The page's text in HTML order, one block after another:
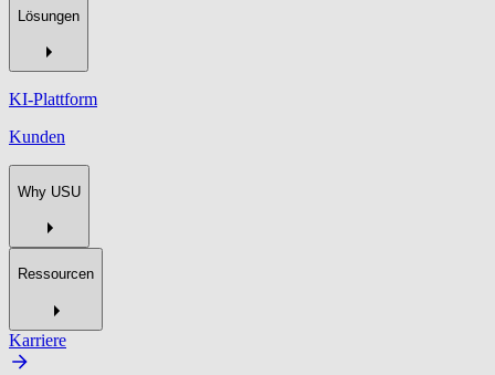
Lösungen
KI-Plattform
Kunden
Why USU
Ressourcen
Karriere